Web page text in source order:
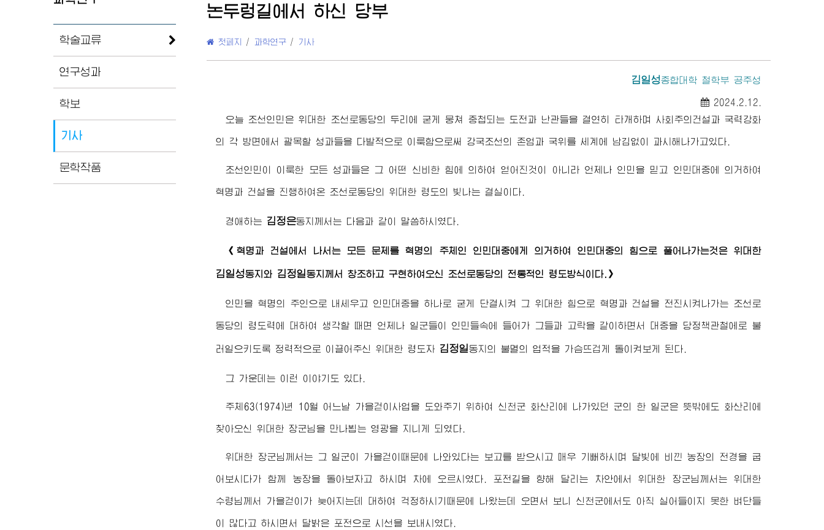
학술교류
연구성과
학보
기사
문학작품
논두렁길에서 하신 당부
첫페지 / 과학연구 / 기사
김일성종합대학 철학부 공주성
2024.2.12.
오늘 조선인민은위대한 조선로동당의 두리에 굳게 뭉쳐 중첩되는 도전과 난관들을 결연히 타개하며 사회주의건설과 국력강화
의 각 방면에서 괄목할 성과들을 다발적으로 이룩함으로써 강국조선의 존엄과 국위를 세계에 남김없이 과시해나가고있다.
조선인민이 이룩한 모든 성과들은 그 어떤 신비한 힘에 의하여 얻어진것이 아니라 언제나 인민을 믿고 인민대중에 의거하여
혁명과 건설을 진행하여온 조선로동당의 위대한 령도의 빛나는 결실이다.
경애하는 김정은동지께서 는 다음과 같이 말씀하시였다.
《혁명과 건설에서 나서는 모든 문제를 혁명의 주체인 인민대중에게 의거하여 인민대중의 힘으로 풀어나가는것은 위대한
김일성동지 와 김정일동지께서 창조하고 구현하여오신 조선로동당의 전통적인 령도방식이다.》
인민을 혁명의 주인으로 내세우고 인민대중을 하나로 굳게 단결시켜 그위대한 힘으로 혁명과 건설을 전진시켜나가는 조선로
동당의 령도력에 대하여 생각할 때면 언제나 일군들이 인민들속에 들어가 그들과 고락을 같이하면서 대중을 당정책관철에로 불
러일으키도록 정력적으로 이끌어주신 위대한 령도자 김정일동지 의 불멸의 업적을 가슴뜨겁게 돌이켜보게 된다.
그 가운데는 이런 이야기도 있다.
주체63(1974)년 10월 어느날 가을걷이사업을 도와주기 위하여 신천군 화산리에 나가있던 군의 한 일군은 뜻밖에도 화산리에
찾아오신 위대한 장군님 을 만나뵙는 영광을 지니게 되였다.
위대한 장군님께서 는 그 일군이 가을걷이때문에 나와있다는 보고를 받으시고 매우 기뻐하시며 달빛에 비낀 농장의 전경을 굽
어보시다가 함께 농장을 돌아보자고 하시며 차에 오르시였다. 포전길을 향해 달리는 차안에서위대한 장군님께서 는위대한
수령님께서 가을걷이가 늦어지는데 대하여 걱정하시기때문에 나왔는데 오면서 보니 신천군에서도 아직 실어들이지 못한 벼단들
이 많다고 하시면서 달밝은 포전으로 시선을 보내시였다.